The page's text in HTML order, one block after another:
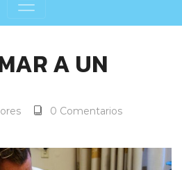
A UN
0 Comentarios